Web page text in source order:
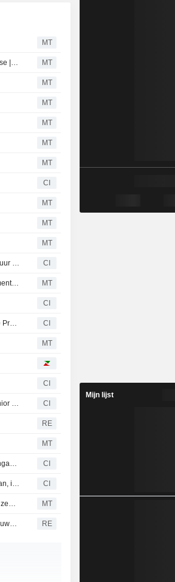
MT
Disney stijgt na meevallende winst; AMD daalt door teleurstellende prognose | Stock Movers MT
MT
MT
MT
MT
MT
CI
MT
MT
MT
The Walt Disney Company kondigt benoemingen aan in de Raad van Bestuur en comités CI
Walt Disney benoemt Debra OConnell tot Chairman van Disney Entertainment Television MT
CI
The Walt Disney Company benoemt Paul Roeder tot Senior Executive Vice President en Chief Communications Officer, met ingang van 19 maart 2026 CI
MT
CI
The Walt Disney Company kondigt vertrek aan van Kristina Schake als Senior Executive Vice President en Chief Communications Officer, met ingang na 18 maart 2026 CI
RE
MT
The Walt Disney Company kondigt benoemingen in het bestuur aan, met ingang van 18 maart 2026 CI
The Walt Disney Company kondigt wijzigingen in Chief Executive Officer aan, ingangsdatum 18 maart 2026 CI
Disney's D'Amaro verslaat alle concurrenten om volgende CEO te worden, zegt Gorman MT
Maak kennis met Josh D'Amaro, burgemeester van Main Street USA en nieuwe CEO van Disney RE
Mijn lijst